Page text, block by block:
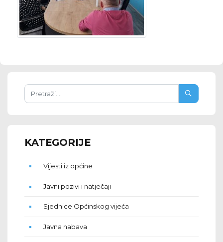
KATEGORIJE
Vijesti iz općine
Javni pozivi i natječaji
Sjednice Općinskog vijeća
Javna nabava